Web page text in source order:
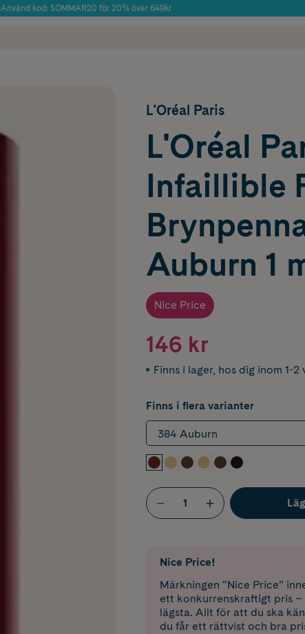
Använd kod: SOMMAR20 för 20% över 649kr
L'Oréal Paris
L'Oréal
Infaillible
Auburn 1
Nice Price
146 kr
Finns i lager, hos dig inom 1-2
Finns i flera varianter
384 Auburn
Nice Price!
Märkningen “Nice Price”
ett konkurrenskraftigt pris –
lägsta. Allt för att du ska
du får ett rättvist och bra